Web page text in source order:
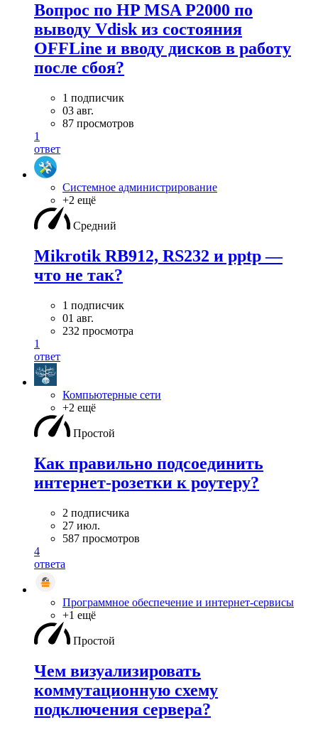
Вопрос по HP MSA P2000 по
выводу Vdisk из состояния
OFFLine и вводу дисков в работу
после сбоя?
1 подписчик
03 авг.
87 просмотров
1
ответ
Системное администрирование
+2 ещё
Средний
Mikrotik RB912, RS232 и pptp —
что не так?
1 подписчик
01 авг.
232 просмотра
1
ответ
Компьютерные сети
+2 ещё
Простой
Как правильно подсоединить
интернет-розетки к роутеру?
2 подписчика
27 июл.
587 просмотров
4
ответа
Программное обеспечение и интернет-сервисы
+1 ещё
Простой
Чем визуализировать
коммутационную схему
подключения сервера?